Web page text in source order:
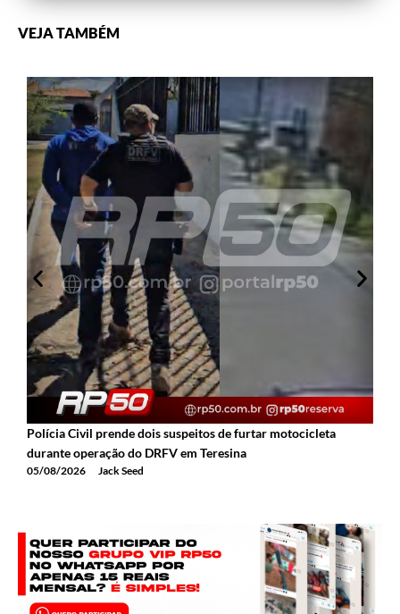
VEJA TAMBÉM
Polícia Civil prende dois suspeitos de furtar motocicleta
durante operação do DRFV em Teresina
05/08/2026 Jack Seed